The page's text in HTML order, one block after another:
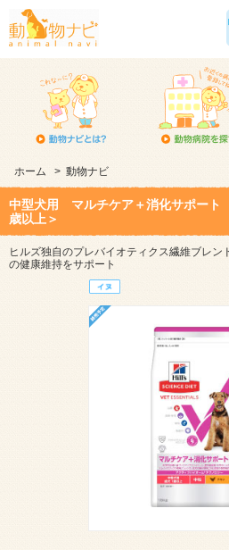
ホーム > 動物ナビ
中型犬用 マルチケア＋消化サポー
歳以上＞
ヒルズ独自のプレバイオティクス繊維ブレ
の健康維持をサポート